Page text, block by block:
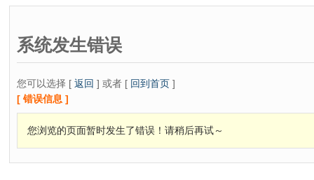
系统发生错误
您可以选择 [ 返回 ] 或者 [ 回到首页 ]
[ 错误信息 ]
您浏览的页面暂时发生了错误！请稍后再试～